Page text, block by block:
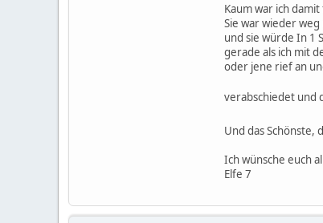
Kaum war ich
Sie war wieder
und sie würde In 1
gerade als ich mit
oder jene rief an
verabschiedet und
Und das Schönste,
Ich wünsche euch
Elfe 7